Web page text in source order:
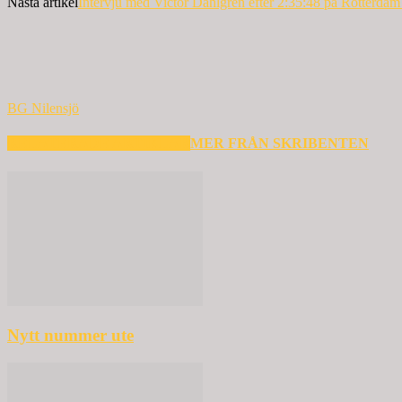
BG Nilensjö
MER FRÅN SKRIBENTEN
Nytt nummer ute